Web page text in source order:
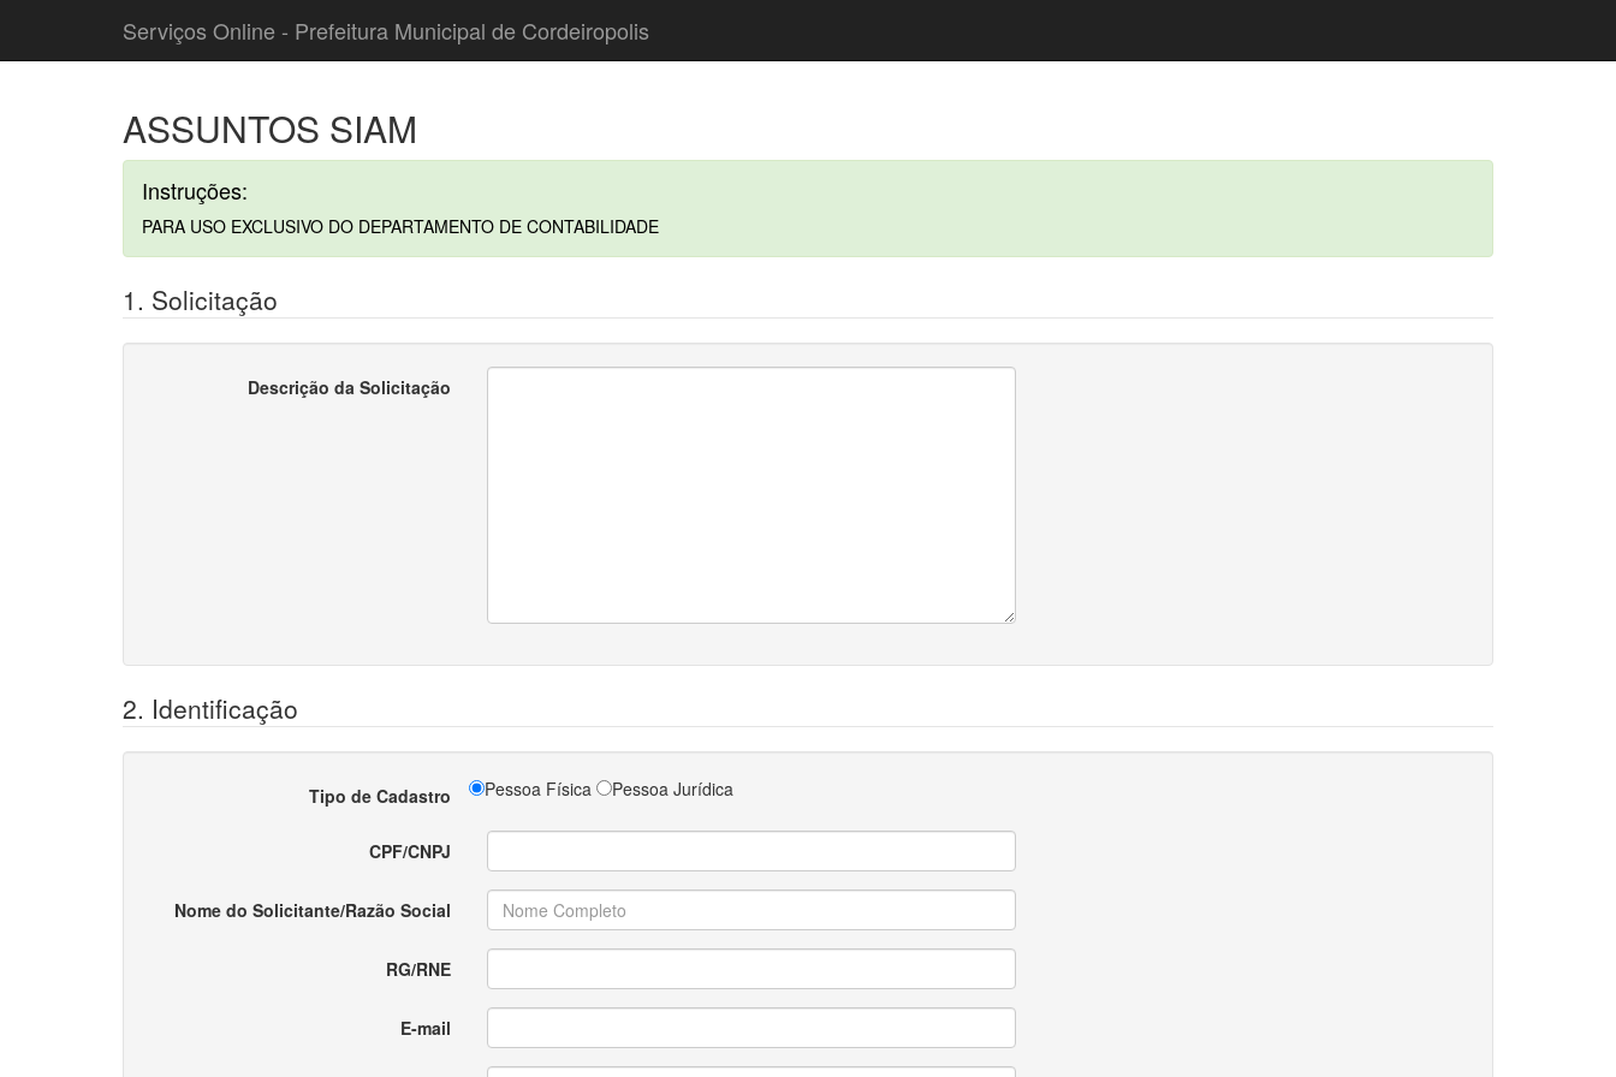
Serviços Online - Prefeitura Municipal de Cordeiropolis
ASSUNTOS SIAM
Instruções:
PARA USO EXCLUSIVO DO DEPARTAMENTO DE CONTABILIDADE
1. Solicitação
Descrição da Solicitação
2. Identificação
Tipo de Cadastro Pessoa Física Pessoa Jurídica
CPF/CNPJ
Nome do Solicitante/Razão Social
RG/RNE
E-mail